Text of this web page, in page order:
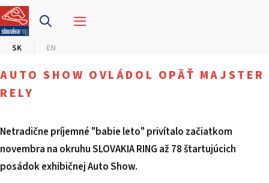
SK EN
PRETEKÁRSKY OKRUH
CENTRUM BEZPEČNEJ JAZDY
KALENDÁR
AUTO SHOW OVLÁDOL OPÄŤ MAJSTER
RELY
Netradične príjemné "babie leto" privítalo začiatkom
novembra na okruhu SLOVAKIA RING až 78 štartujúcich
posádok exhibičnej Auto Show.